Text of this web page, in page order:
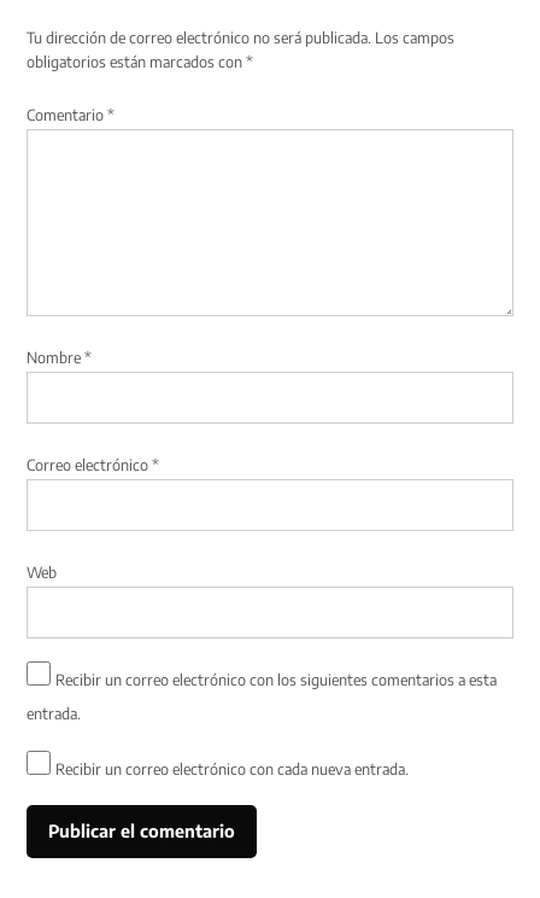
Tu dirección de correo electrónico no será publicada. Los campos
obligatorios están marcados con*
Comentario*
Nombre*
Correo electrónico*
Web
Recibir un correo electrónico con los siguientes comentarios a esta
entrada.
Recibir un correo electrónico con cada nueva entrada.